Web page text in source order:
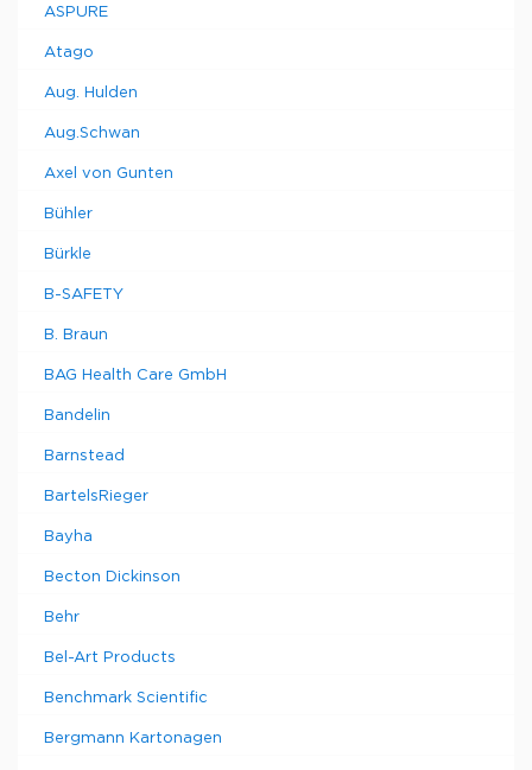
ASPURE
Atago
Aug. Hulden
Aug.Schwan
Axel von Gunten
Bühler
Bürkle
B-SAFETY
B. Braun
BAG Health Care GmbH
Bandelin
Barnstead
BartelsRieger
Bayha
Becton Dickinson
Behr
Bel-Art Products
Benchmark Scientific
Bergmann Kartonagen